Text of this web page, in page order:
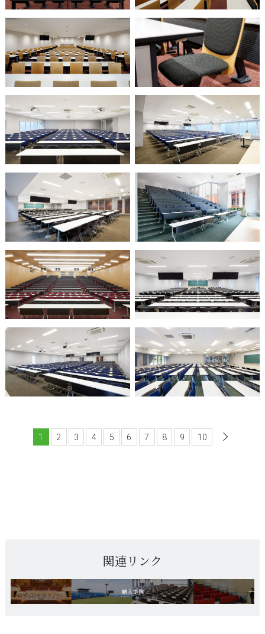
1 2 3 4 5 6 7 8 9 10
関連リンク